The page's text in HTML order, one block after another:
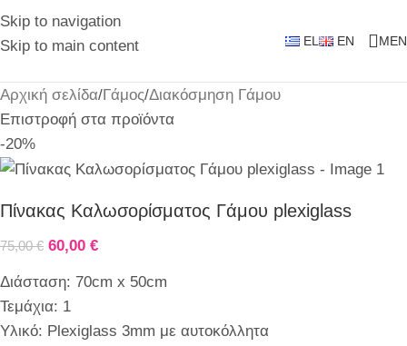
Skip to navigation
Skip to main content
EL EN
Αρχική σελίδα/Γάμος/Διακόσμηση Γάμου
Επιστροφή στα προϊόντα
-20%
Πίνακας Καλωσορίσματος Γάμου plexiglass
75,00€ 60,00 €
Διάσταση: 70cm x 50cm
Τεμάχια: 1
Υλικό: Plexiglass 3mm με αυτοκόλλητα